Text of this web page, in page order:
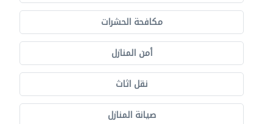
مكافحة الحشرات
أمن المنازل
نقل اثاث
صيانة المنازل